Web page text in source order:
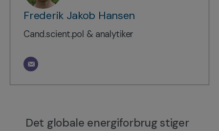
Frederik Jakob Hansen
Cand.scient.pol & analytiker
Det globale energiforbrug stiger